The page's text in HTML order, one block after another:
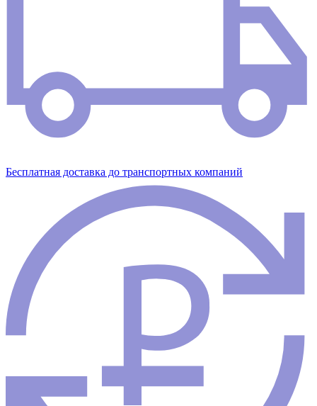
Бесплатная доставка до транспортных компаний